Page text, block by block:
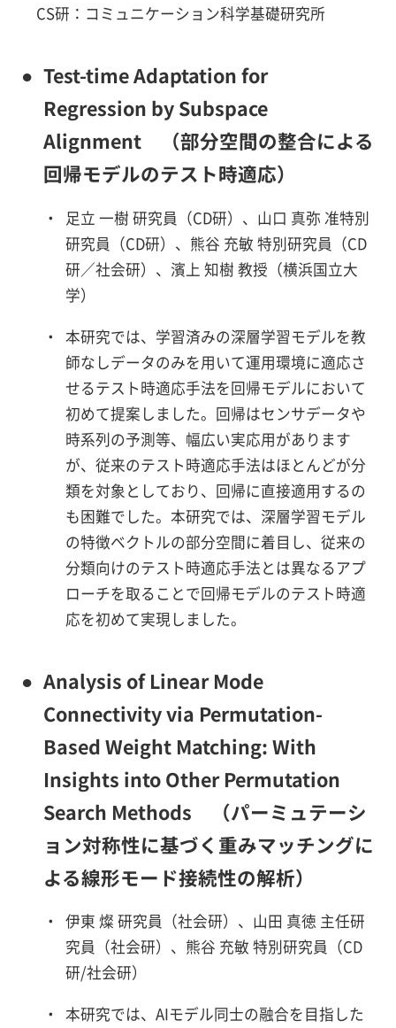
CS研：コミュニケーション科学基礎研究所
● Test-time Adaptation for
Regression by Subspace
Alignment （部分空間の整合による
回帰モデルのテスト時適応）
・
足立 一樹 研究員（CD研）、山口 真弥 准特別
研究員（CD研）、熊谷 充敏 特別研究員（CD
研／社会研）、濱上 知樹 教授（横浜国立大
学）
・
本研究では、学習済みの深層学習モデルを教
師なしデータのみを用いて運用環境に適応さ
せるテスト時適応手法を回帰モデルにおいて
初めて提案しました。回帰はセンサデータや
時系列の予測等、幅広い実応用があります
が、従来のテスト時適応手法はほとんどが分
類を対象としており、回帰に直接適用するの
も困難でした。本研究では、深層学習モデル
の特徴ベクトルの部分空間に着目し、従来の
分類向けのテスト時適応手法とは異なるアプ
ローチを取ることで回帰モデルのテスト時適
応を初めて実現しました。
● Analysis of Linear Mode
Connectivity via Permutation-
Based Weight Matching: With
Insights into Other Permutation
Search Methods （パーミュテーシ
ョン対称性に基づく重みマッチングに
よる線形モード接続性の解析）
・
伊東 燦 研究員（社会研）、山田 真徳 主任研
究員（社会研）、熊谷 充敏 特別研究員（CD
研/社会研）
・
本研究では、AIモデル同士の融合を目指した